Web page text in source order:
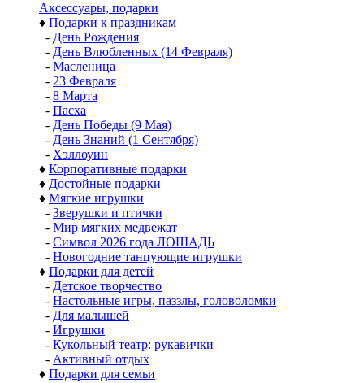
Аксессуары, подарки
♦ Подарки к праздникам
- День Рождения
- День Влюбленных (14 Февраля)
- Масленица
- 23 Февраля
- 8 Марта
- Пасха
- День Победы (9 Мая)
- День Знаний (1 Сентября)
- Хэллоуин
♦ Корпоративные подарки
♦ Достойные подарки
♦ Мягкие игрушки
- Зверушки и птички
- Мир мягких медвежат
- Символ 2026 года ЛОШАДЬ
- Новогодние танцующие игрушки
♦ Подарки для детей
- Детское творчество
- Настольные игры, паззлы, головоломки
- Для малышей
- Игрушки
- Кукольный театр: рукавички
- Активный отдых
♦ Подарки для семьи